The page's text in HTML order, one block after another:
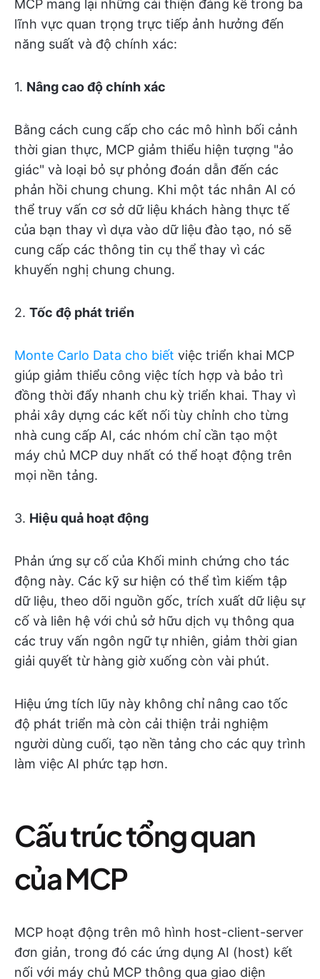
MCP mang lại những cải thiện đáng kể trong ba
lĩnh vực quan trọng trực tiếp ảnh hưởng đến
năng suất và độ chính xác:
1. Nâng cao độ chính xác
Bằng cách cung cấp cho các mô hình bối cảnh
thời gian thực, MCP giảm thiểu hiện tượng "ảo
giác" và loại bỏ sự phỏng đoán dẫn đến các
phản hồi chung chung. Khi một tác nhân AI có
thể truy vấn cơ sở dữ liệu khách hàng thực tế
của bạn thay vì dựa vào dữ liệu đào tạo, nó sẽ
cung cấp các thông tin cụ thể thay vì các
khuyến nghị chung chung.
2. Tốc độ phát triển
Monte Carlo Data cho biết việc triển khai MCP
giúp giảm thiểu công việc tích hợp và bảo trì
đồng thời đẩy nhanh chu kỳ triển khai. Thay vì
phải xây dựng các kết nối tùy chỉnh cho từng
nhà cung cấp AI, các nhóm chỉ cần tạo một
máy chủ MCP duy nhất có thể hoạt động trên
mọi nền tảng.
3. Hiệu quả hoạt động
Phản ứng sự cố của Khối minh chứng cho tác
động này. Các kỹ sư hiện có thể tìm kiếm tập
dữ liệu, theo dõi nguồn gốc, trích xuất dữ liệu sự
cố và liên hệ với chủ sở hữu dịch vụ thông qua
các truy vấn ngôn ngữ tự nhiên, giảm thời gian
giải quyết từ hàng giờ xuống còn vài phút.
Hiệu ứng tích lũy này không chỉ nâng cao tốc
độ phát triển mà còn cải thiện trải nghiệm
người dùng cuối, tạo nền tảng cho các quy trình
làm việc AI phức tạp hơn.
Cấu trúc tổng quan
của MCP
MCP hoạt động trên mô hình host-client-server
đơn giản, trong đó các ứng dụng AI (host) kết
nối với máy chủ MCP thông qua giao diện